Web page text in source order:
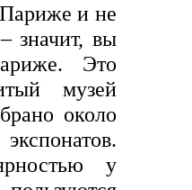
и не
значит, вы
Это
музей
около
у